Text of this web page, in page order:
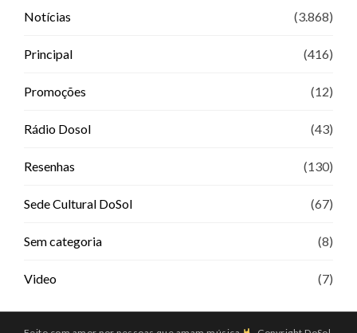
Notícias (3.868)
Principal (416)
Promoções (12)
Rádio Dosol (43)
Resenhas (130)
Sede Cultural DoSol (67)
Sem categoria (8)
Video (7)